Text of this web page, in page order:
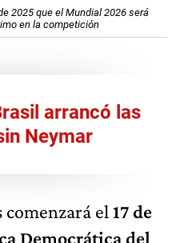
2025 que el Mundial 2026 será
en la competición
arrancó las
Neymar
comenzará el 17 de
Democrática del